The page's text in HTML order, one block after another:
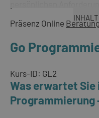
Präsenz Online
Go
Kurs-ID: GL2
Was erwartet Sie
Programmierung